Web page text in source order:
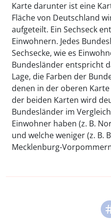
Karte darunter ist eine
Fläche von Deutschland
aufgeteilt. Ein Sechseck
Einwohnern. Jedes
Sechsecke, wie es
Bundesländer entspricht
Lage, die Farben der
denen in der oberen
der beiden Karten wird
Bundesländer im
Einwohner haben (z. B.
und welche weniger (z. B.
Mecklenburg-